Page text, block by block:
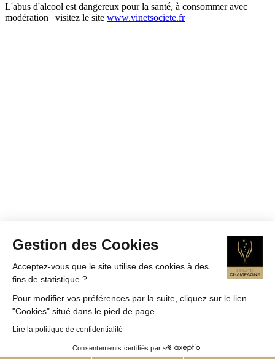
Gestion des Cookies
Acceptez-vous que le site utilise des cookies à des
fins de statistique ?
Pour modifier vos préférences par la suite, cliquez sur le lien
"Cookies" situé dans le pied de page.
Lire la politique de confidentialité
Consentements certifiés par
L'abus d'alcool est dangereux pour la santé, à consommer avec
modération | visitez le site www.vinetsociete.fr